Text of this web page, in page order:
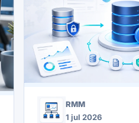
RMM
1 jul 2026